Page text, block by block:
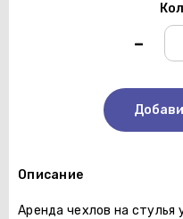
-
Описание
Аренда чехлов на стулья